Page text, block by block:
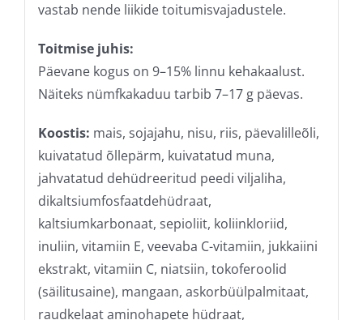
vastab nende liikide toitumisvajadustele.
Toitmise juhis:
Päevane kogus on 9–15% linnu kehakaalust.
Näiteks nümfkakaduu tarbib 7–17 g päevas.
Koostis: mais, sojajahu, nisu, riis, päevalilleõli,
kuivatatud õllepärm, kuivatatud muna,
jahvatatud dehüdreeritud peedi viljaliha,
dikaltsiumfosfaatdehüdraat,
kaltsiumkarbonaat, sepioliit, koliinkloriid,
inuliin, vitamiin E, veevaba C-vitamiin, jukkaiini
ekstrakt, vitamiin C, niatsiin, tokoferoolid
(säilitusaine), mangaan, askorbüülpalmitaat,
raudkelaat aminohapete hüdraat,